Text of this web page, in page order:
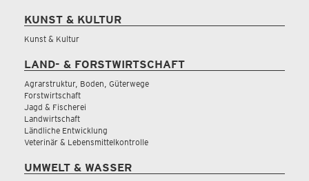
KUNST & KULTUR
Kunst & Kultur
LAND- & FORSTWIRTSCHAFT
Agrarstruktur, Boden, Güterwege
Forstwirtschaft
Jagd & Fischerei
Landwirtschaft
Ländliche Entwicklung
Veterinär & Lebensmittelkontrolle
UMWELT & WASSER